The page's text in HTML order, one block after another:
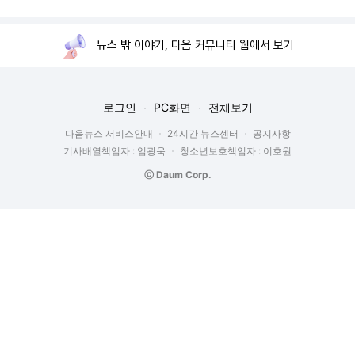
뉴스 밖 이야기, 다음 커뮤니티 웹에서 보기
로그인 PC화면 전체보기
다음뉴스 서비스안내 24시간 뉴스센터
공지사항
기사배열책임자 : 임광욱
청소년보호책임자 : 이호원
ⓒ Daum Corp.